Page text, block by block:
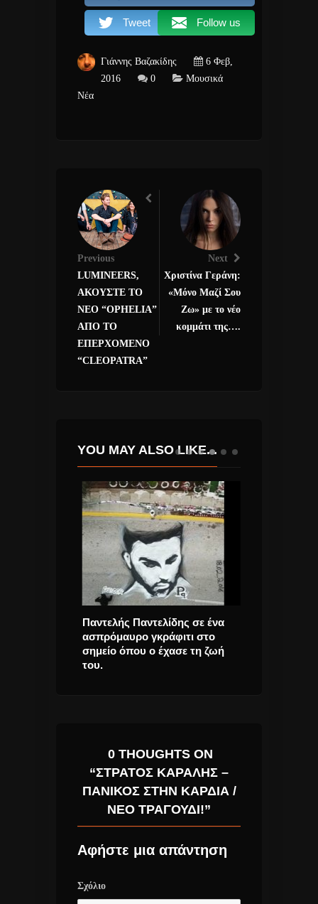
Tweet Follow us
Γιάννης Βαζακίδης
6 Φεβ,
2016
0
Μουσικά
Νέα
Previous
LUMINEERS,
ΑΚΟΥΣΤΕ ΤΟ
ΝΕΟ “OPHELIA”
ΑΠΟ ΤΟ
ΕΠΕΡΧΟΜΕΝΟ
“CLEOPATRA”
Next
Χριστίνα Γεράνη:
«Μόνο Μαζί Σου
Ζω» με το νέο
κομμάτι της….
YOU MAY ALSO LIKE...
Παντελής Παντελίδης σε ένα
ασπρόμαυρο γκράφιτι στο
σημείο όπου ο έχασε τη ζωή
του.
0 THOUGHTS ON
“ΣΤΡΆΤΟΣ ΚΆΡΑΛΗΣ –
ΠΑΝΙΚΌΣ ΣΤΗΝ ΚΑΡΔΙΆ /
ΝΈΟ ΤΡΑΓΟΎΔΙ!”
Αφήστε μια απάντηση
Σχόλιο